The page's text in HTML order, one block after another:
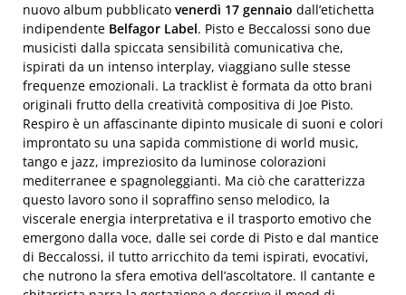
nuovo album pubblicato venerdì 17 gennaio dall’etichetta
indipendente Belfagor Label. Pisto e Beccalossi sono due
musicisti dalla spiccata sensibilità comunicativa che,
ispirati da un intenso interplay, viaggiano sulle stesse
frequenze emozionali. La tracklist è formata da otto brani
originali frutto della creatività compositiva di Joe Pisto.
Respiro è un affascinante dipinto musicale di suoni e colori
improntato su una sapida commistione di world music,
tango e jazz, impreziosito da luminose colorazioni
mediterranee e spagnoleggianti. Ma ciò che caratterizza
questo lavoro sono il sopraffino senso melodico, la
viscerale energia interpretativa e il trasporto emotivo che
emergono dalla voce, dalle sei corde di Pisto e dal mantice
di Beccalossi, il tutto arricchito da temi ispirati, evocativi,
che nutrono la sfera emotiva dell’ascoltatore. Il cantante e